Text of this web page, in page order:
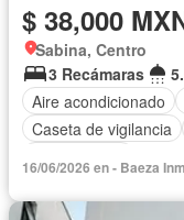
$ 38,000
Sabina, Centro
3 Recámaras
Aire acondicionado
Caseta de vigilancia
16/06/2026 en - Baeza